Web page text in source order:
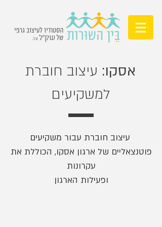
אסקו: עיצוב חוברת
למשקיעים
עיצוב חוברת עבור משקיעים
פוטנצאליים של ארגון אסקו, הכוללת את
עקרונות
ופעילות הארגון